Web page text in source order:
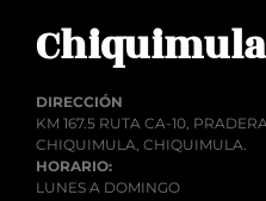
Chiquimula
DIRECCIÓN
KM 167.5 RUTA CA-10,
CHIQUIMULA, CHIQUIMULA.
HORARIO:
LUNES A DOMINGO